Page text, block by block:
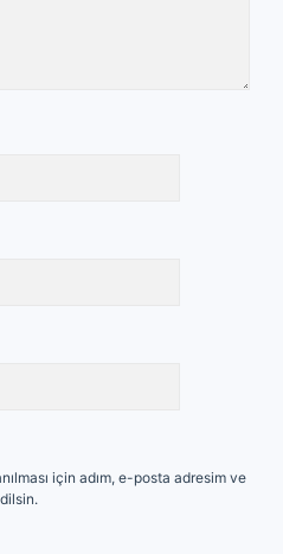
için adım, e-posta adresim ve